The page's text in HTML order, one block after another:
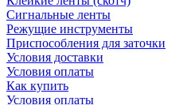
Сигнальные ленты
Режущие инструменты
Приспособления для заточки
Условия доставки
Условия оплаты
Как купить
Условия оплаты